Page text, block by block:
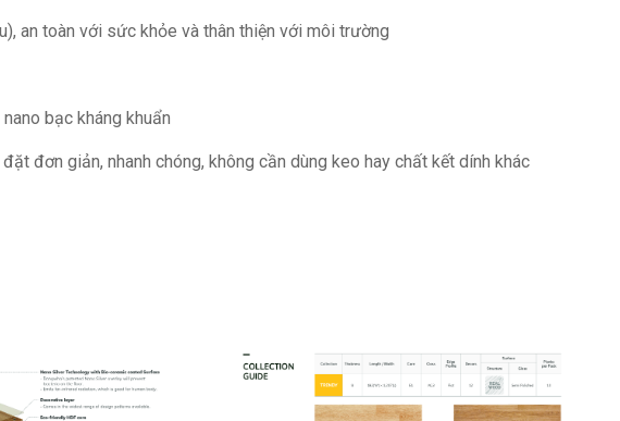
an toàn với sức khỏe và thân thiện với môi trường
bạc kháng khuẩn
đơn giản, nhanh chóng, không cần dùng keo hay chất kết dính khác